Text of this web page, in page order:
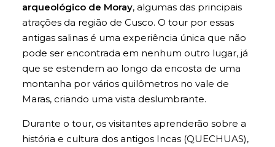
arqueológico de Moray, algumas das principais
atrações da região de Cusco. O tour por essas
antigas salinas é uma experiência única que não
pode ser encontrada em nenhum outro lugar, já
que se estendem ao longo da encosta de uma
montanha por vários quilômetros no vale de
Maras, criando uma vista deslumbrante.
Durante o tour, os visitantes aprenderão sobre a
história e cultura dos antigos Incas (QUECHUAS),